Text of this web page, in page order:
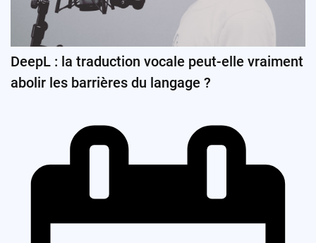
DeepL : la traduction vocale peut-elle vraiment
abolir les barrières du langage ?